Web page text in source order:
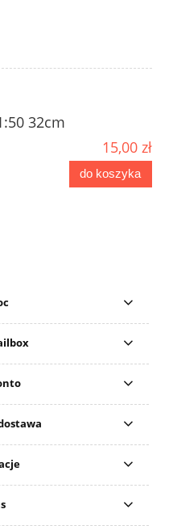
32cm
15,00 zł
do koszyka